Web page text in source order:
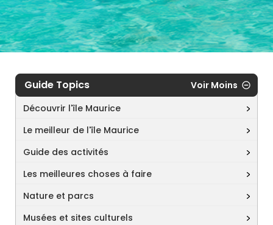
Guide Topics
Voir Moins
Découvrir l'île Maurice
Le meilleur de l'île Maurice
Guide des activités
Les meilleures choses à faire
Nature et parcs
Musées et sites culturels